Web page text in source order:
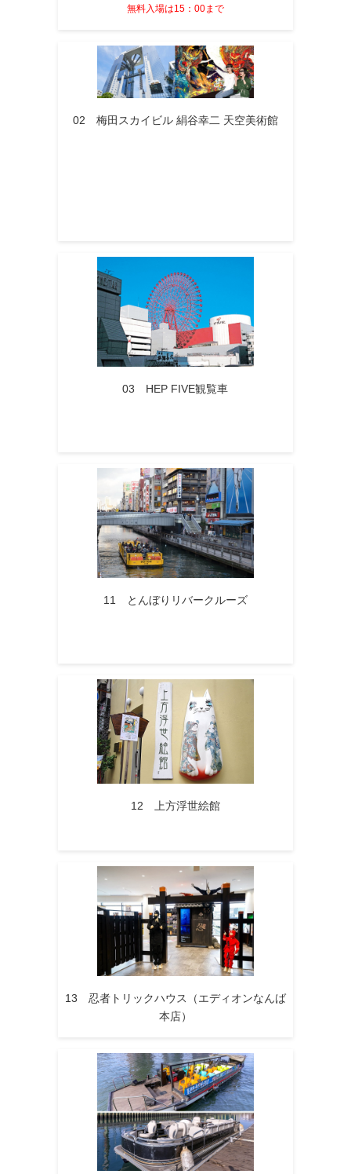
無料入場は15：00まで
02 梅田スカイビル 絹谷幸二 天空美術館
03 HEP FIVE観覧車
11 とんぼりリバークルーズ
12 上方浮世絵館
13 忍者トリックハウス（エディオンなんば
本店）